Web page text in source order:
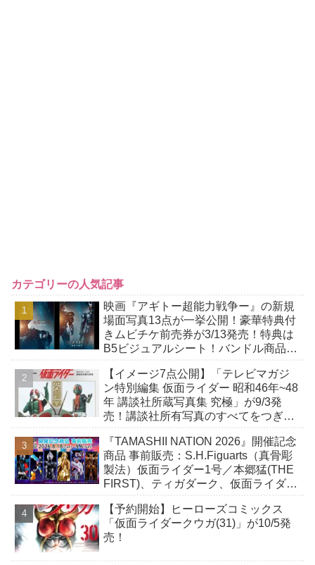
カテゴリーの人気記事
映画『アギトー超能力戦争ー』の新規
場面写真13点が一挙公開！豪華特典付
きムビチケ前売券が3/13発売！特典は
B5ビジュアルシート！バンドル商品付
【イメージ7点公開】「テレビマガジ
ン特別編集 仮面ライダー 昭和46年~48
年 講談社所蔵写真集 究極」が9/3発
売！講談社所有写真のすべてをつぎ込
『TAMASHII NATION 2026』開催記念
商品 事前販売：S.H.Figuarts（真骨彫
製法）仮面ライダー1号／本郷猛(THE
FIRST)、ティガダーク、仮面ライダー
【予約開始】ヒーローズコミックス
「仮面ライダークウガ(31)」が10/5発
売！